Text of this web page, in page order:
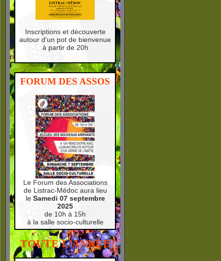
Inscriptions et découverte
autour d'un pot de bienvenue
à partir de 20h
FORUM DES ASSOS
Le Forum des Associations
de Listrac-Médoc aura lieu
le Samedi 07 septembre
2025
de 10h à 15h
à la salle socio-culturelle
TOUTE L'ANNÉE